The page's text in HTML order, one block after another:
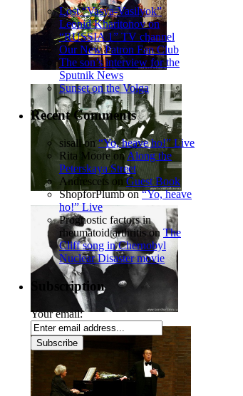
Lost “Vasya-Vasilyok”
Leonid Kharitonov on
“RUSSIA 1” TV channel
Our New Patron Fan Club
The son’s interview for the
Sputnik News
Sunset on the Volga
Recent Comments
sisall on“Yo, heave ho!” Live
Rita Moore onAlong the
Peterskaya Street
Andrescets onGuest Book
ShopforPlumbon“Yo, heave
ho!” Live
Prognostic factors in
rheumatoid arthritison The
Cliff song in Chernobyl
Nuclear Disaster movie
Subscription
Your email: